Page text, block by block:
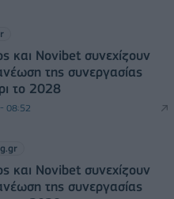
και Novibet συνεχίζουν
της συνεργασίας
το 2028
08:52
και Novibet συνεχίζουν
της συνεργασίας